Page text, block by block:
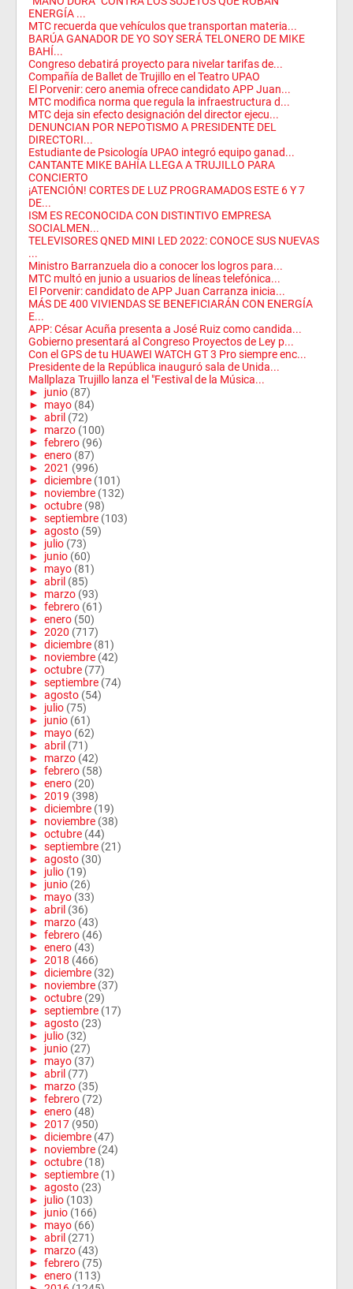
ENERGÍA ...
MTC recuerda que vehículos que transportan materia...
BARÚA GANADOR DE YO SOY SERÁ TELONERO DE MIKE
BAHÍ...
Congreso debatirá proyecto para nivelar tarifas de...
Compañía de Ballet de Trujillo en el Teatro UPAO
El Porvenir: cero anemia ofrece candidato APP Juan...
MTC modifica norma que regula la infraestructura d...
MTC deja sin efecto designación del director ejecu...
DENUNCIAN POR NEPOTISMO A PRESIDENTE DEL
DIRECTORI...
Estudiante de Psicología UPAO integró equipo ganad...
CANTANTE MIKE BAHÍA LLEGA A TRUJILLO PARA
CONCIERTO
¡ATENCIÓN! CORTES DE LUZ PROGRAMADOS ESTE 6 Y 7
DE...
ISM ES RECONOCIDA CON DISTINTIVO EMPRESA
SOCIALMEN...
TELEVISORES QNED MINI LED 2022: CONOCE SUS NUEVAS
...
Ministro Barranzuela dio a conocer los logros para...
MTC multó en junio a usuarios de líneas telefónica...
El Porvenir: candidato de APP Juan Carranza inicia...
MÁS DE 400 VIVIENDAS SE BENEFICIARÁN CON ENERGÍA
E...
APP: César Acuña presenta a José Ruiz como candida...
Gobierno presentará al Congreso Proyectos de Ley p...
Con el GPS de tu HUAWEI WATCH GT 3 Pro siempre enc...
Presidente de la República inauguró sala de Unida...
Mallplaza Trujillo lanza el "Festival de la Música...
► junio (87)
► mayo (84)
► abril (72)
► marzo (100)
► febrero (96)
► enero (87)
► 2021 (996)
► diciembre (101)
► noviembre (132)
► octubre (98)
► septiembre (103)
► agosto (59)
► julio (73)
► junio (60)
► mayo (81)
► abril (85)
► marzo (93)
► febrero (61)
► enero (50)
► 2020 (717)
► diciembre (81)
► noviembre (42)
► octubre (77)
► septiembre (74)
► agosto (54)
► julio (75)
► junio (61)
► mayo (62)
► abril (71)
► marzo (42)
► febrero (58)
► enero (20)
► 2019 (398)
► diciembre (19)
► noviembre (38)
► octubre (44)
► septiembre (21)
► agosto (30)
► julio (19)
► junio (26)
► mayo (33)
► abril (36)
► marzo (43)
► febrero (46)
► enero (43)
► 2018 (466)
► diciembre (32)
► noviembre (37)
► octubre (29)
► septiembre (17)
► agosto (23)
► julio (32)
► junio (27)
► mayo (37)
► abril (77)
► marzo (35)
► febrero (72)
► enero (48)
► 2017 (950)
► diciembre (47)
► noviembre (24)
► octubre (18)
► septiembre (1)
► agosto (23)
► julio (103)
► junio (166)
► mayo (66)
► abril (271)
► marzo (43)
► febrero (75)
► enero (113)